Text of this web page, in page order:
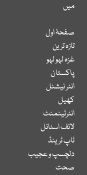
میں
صفحۂ اول
تازہ ترین
غزہ لہو لہو
پاکستان
انٹر نیشنل
کھیل
انٹرٹینمنٹ
لائف اسٹائل
ٹاپ ٹرینڈ
دلچسپ و عجیب
صحت